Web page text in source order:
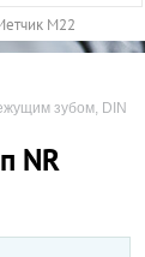
зубом, DIN
NR